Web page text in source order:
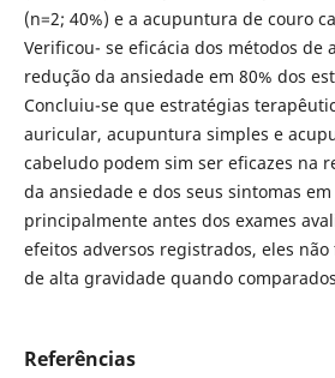
(n=2; 40%) e a acupuntura de couro
Verificou- se eficácia dos métodos de
redução da ansiedade em 80% dos
Concluiu-se que estratégias
auricular, acupuntura simples e
cabeludo podem sim ser eficazes na
da ansiedade e dos seus sintomas
principalmente antes dos exames
efeitos adversos registrados, eles
de alta gravidade quando
Referências